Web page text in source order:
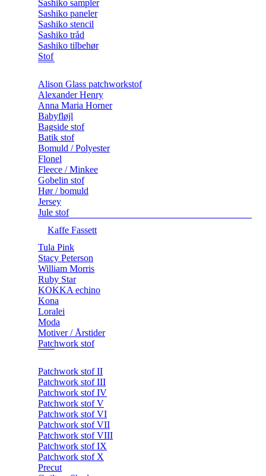
Sashiko sampler
Sashiko paneler
Sashiko stencil
Sashiko tråd
Sashiko tilbehør
Stof
Alison Glass patchworkstof
Alexander Henry
Anna Maria Horner
Babyfløjl
Bagside stof
Batik stof
Bomuld / Polyester
Flonel
Fleece / Minkee
Gobelin stof
Hør / bomuld
Jersey
Jule stof
Kaffe Fassett
Tula Pink
Stacy Peterson
William Morris
Ruby Star
KOKKA echino
Kona
Loralei
Moda
Motiver / Årstider
Patchwork stof
Patchwork stof II
Patchwork stof III
Patchwork stof IV
Patchwork stof V
Patchwork stof VI
Patchwork stof VII
Patchwork stof VIII
Patchwork stof IX
Patchwork stof X
Precut